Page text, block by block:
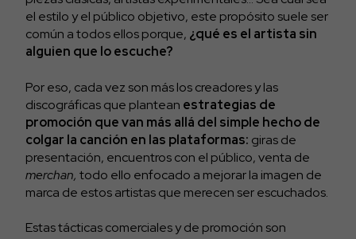
el estilo y el público objetivo, este propósito suele ser
común a todos ellos porque, ¿qué es el artista sin
alguien que lo escuche?
Por eso, cada vez son más los creadores y las
discográficas que plantean estrategias de
promoción que van más allá del simple hecho de
colgar la canción en las plataformas: giras de
presentación, encuentros con el público, venta de
merchan, todo ello enfocado a mejorar la imagen de
marca de estos artistas que merecen ser escuchados.
Estas tácticas comerciales y de promoción son